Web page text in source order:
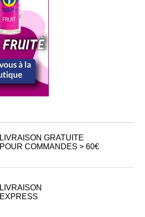
LIVRAISON GRATUITE
POUR COMMANDES > 60€
LIVRAISON
EXPRESS